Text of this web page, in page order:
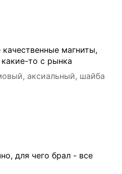
магниты,
то с рынка
аксиальный, шайба
для чего брал - все